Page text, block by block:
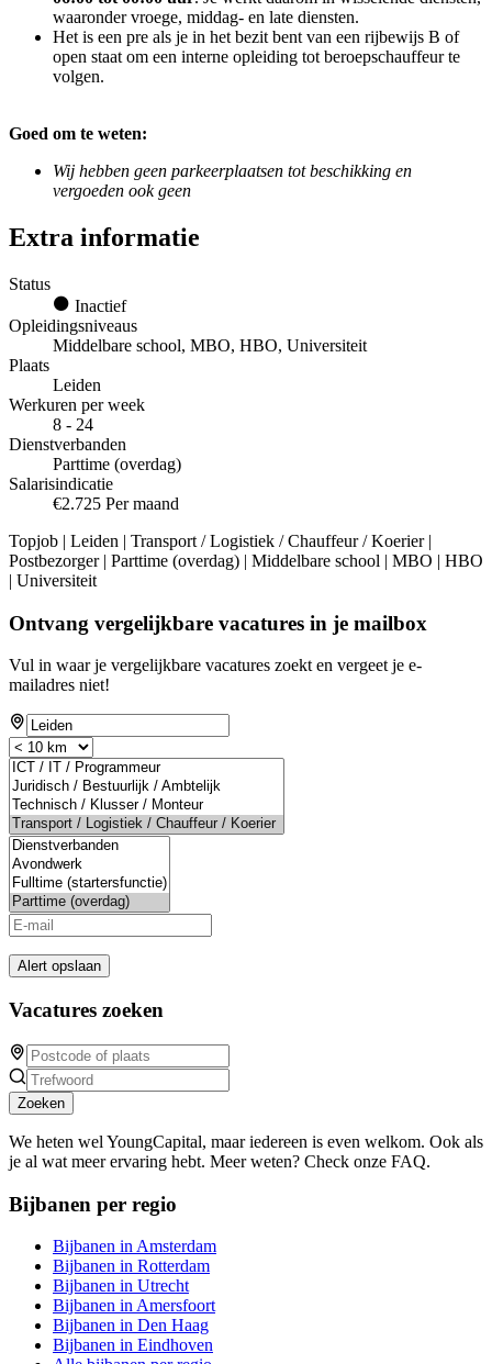
waaronder vroege, middag- en late diensten.
Het is een pre als je in het bezit bent van een rijbewijs B of
open staat om een interne opleiding tot beroepschauffeur te
volgen.
Goed om te weten:
Wij hebben geen parkeerplaatsen tot beschikking en
vergoeden ook geen
Extra informatie
Status
Inactief
Opleidingsniveaus
Middelbare school, MBO, HBO, Universiteit
Plaats
Leiden
Werkuren per week
8 - 24
Dienstverbanden
Parttime (overdag)
Salarisindicatie
€2.725 Per maand
Topjob | Leiden | Transport / Logistiek / Chauffeur / Koerier |
Postbezorger | Parttime (overdag) | Middelbare school | MBO | HBO
| Universiteit
Ontvang vergelijkbare vacatures in je mailbox
Vul in waar je vergelijkbare vacatures zoekt en vergeet je e-
mailadres niet!
Alert opslaan
Vacatures zoeken
Zoeken
We heten wel YoungCapital, maar iedereen is even welkom. Ook als
je al wat meer ervaring hebt. Meer weten? Check onze FAQ.
Bijbanen per regio
Bijbanen in Amsterdam
Bijbanen in Rotterdam
Bijbanen in Utrecht
Bijbanen in Amersfoort
Bijbanen in Den Haag
Bijbanen in Eindhoven